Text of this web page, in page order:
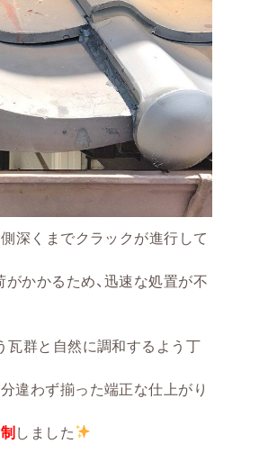
深くまでクラックが進行して
かかるため、迅速な処置が不
瓦群と自然に調和するよう丁
違わず揃った端正な仕上がり
しました